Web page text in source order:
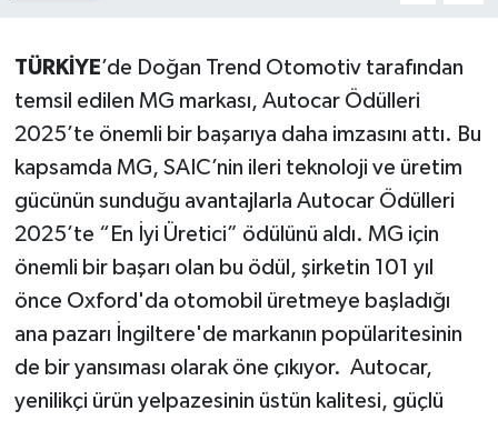
TÜRKİYE’de Doğan Trend Otomotiv tarafından
temsil edilen MG markası, Autocar Ödülleri
2025’te önemli bir başarıya daha imzasını attı. Bu
kapsamda MG, SAIC’nin ileri teknoloji ve üretim
gücünün sunduğu avantajlarla Autocar Ödülleri
2025’te “En İyi Üretici” ödülünü aldı. MG için
önemli bir başarı olan bu ödül, şirketin 101 yıl
önce Oxford'da otomobil üretmeye başladığı
ana pazarı İngiltere'de markanın popülaritesinin
de bir yansıması olarak öne çıkıyor. Autocar,
yenilikçi ürün yelpazesinin üstün kalitesi, güçlü